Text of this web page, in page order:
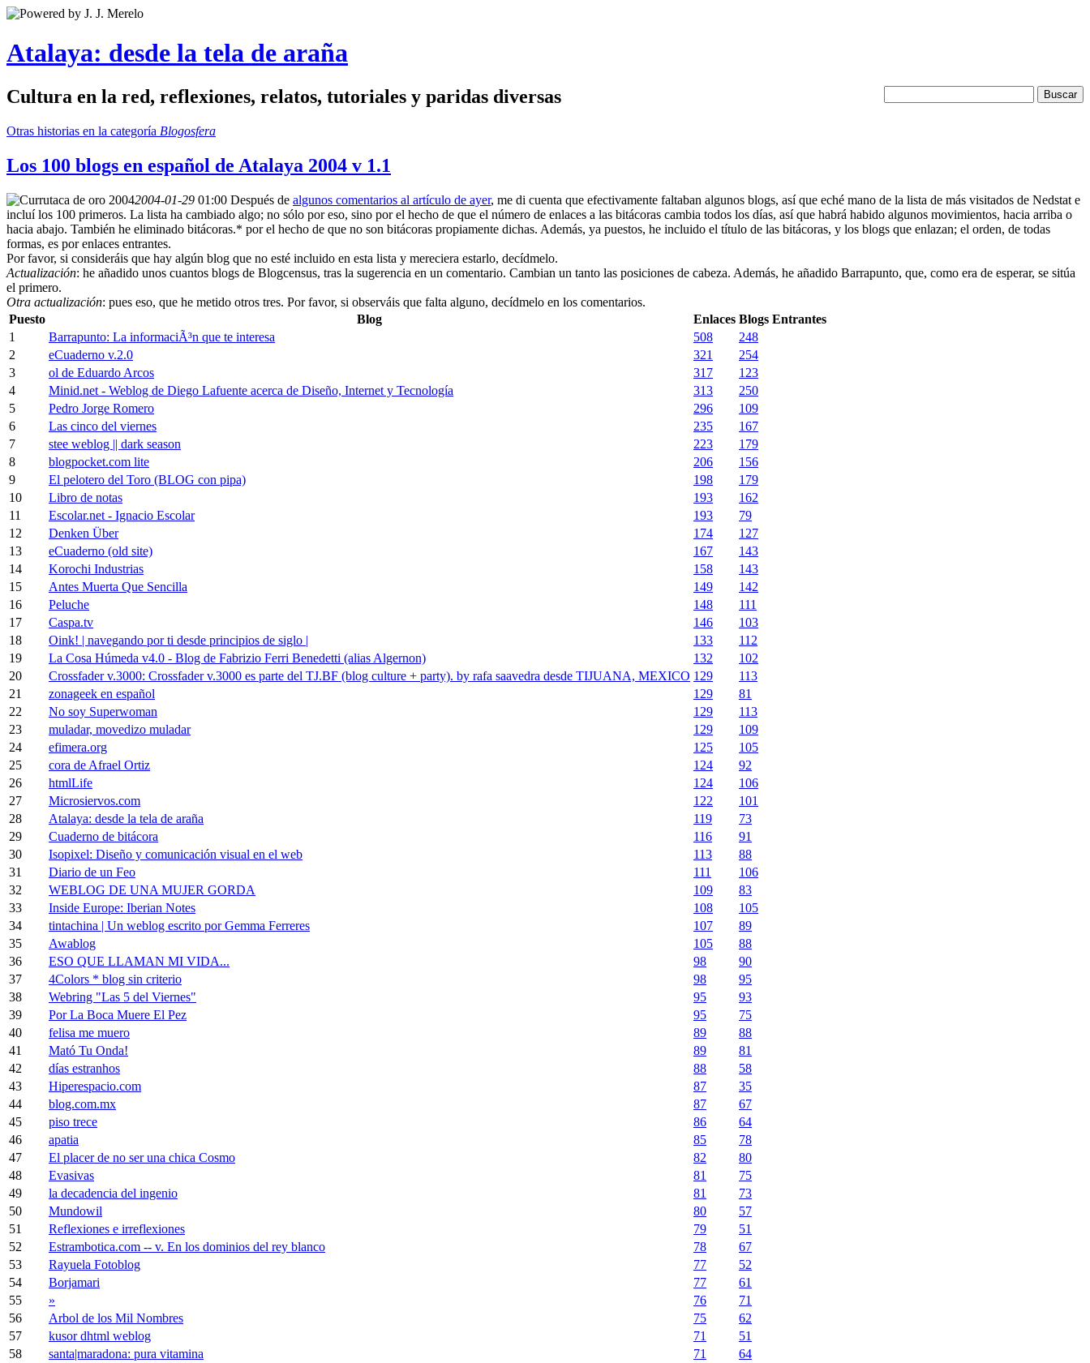
Atalaya: desde la tela de araña
Cultura en la red, reflexiones, relatos, tutoriales y paridas diversas
Otras historias en la categoría Blogosfera
Los 100 blogs en español de Atalaya 2004 v 1.1
2004-01-29 01:00 Después de algunos comentarios al artículo de ayer, me di cuenta que efectivamente faltaban algunos blogs, así que eché mano de la lista de más visitados de Nedstat e
incluí los 100 primeros. La lista ha cambiado algo; no sólo por eso, sino por el hecho de que el número de enlaces a las bitácoras cambia todos los días, así que habrá habido algunos movimientos, hacia arriba o
hacia abajo. También he eliminado bitácoras.* por el hecho de que no son bitácoras propiamente dichas. Además, ya puestos, he incluido el título de las bitácoras, y los blogs que enlazan; el orden, de todas
formas, es por enlaces entrantes.
Por favor, si consideráis que hay algún blog que no esté incluido en esta lista y mereciera estarlo, decídmelo.
Actualización: he añadido unos cuantos blogs de Blogcensus, tras la sugerencia en un comentario. Cambian un tanto las posiciones de cabeza. Además, he añadido Barrapunto, que, como era de esperar, se sitúa
el primero.
Otra actualización: pues eso, que he metido otros tres. Por favor, si observáis que falta alguno, decídmelo en los comentarios.
Puesto
Blog Enlaces Blogs Entrantes
1
Barrapunto: La informaciÃ³n que te interesa 508
248
2
eCuaderno v.2.0 321
254
3
ol de Eduardo Arcos 317
123
4
Minid.net - Weblog de Diego Lafuente acerca de Diseño, Internet y Tecnología 313
250
5
Pedro Jorge Romero 296
109
6
Las cinco del viernes 235
167
7
stee weblog || dark season 223
179
8
blogpocket.com lite 206
156
9
El pelotero del Toro (BLOG con pipa) 198
179
10
Libro de notas 193
162
11
Escolar.net - Ignacio Escolar 193
79
12
Denken Über 174
127
13
eCuaderno (old site) 167
143
14
Korochi Industrias 158
143
15
Antes Muerta Que Sencilla 149
142
16
Peluche 148
111
17
Caspa.tv 146
103
18
Oink! | navegando por ti desde principios de siglo | 133
112
19
La Cosa Húmeda v4.0 - Blog de Fabrizio Ferri Benedetti (alias Algernon) 132
102
20
Crossfader v.3000: Crossfader v.3000 es parte del TJ.BF (blog culture + party). by rafa saavedra desde TIJUANA, MEXICO 129
113
21
zonageek en español 129
81
22
No soy Superwoman 129
113
23
muladar, movedizo muladar 129
109
24
efimera.org 125
105
25
cora de Afrael Ortiz 124
92
26
htmlLife 124
106
27
Microsiervos.com 122
101
28
Atalaya: desde la tela de araña 119
73
29
Cuaderno de bitácora 116
91
30
Isopixel: Diseño y comunicación visual en el web 113
88
31
Diario de un Feo 111
106
32
WEBLOG DE UNA MUJER GORDA 109
83
33
Inside Europe: Iberian Notes 108
105
34
tintachina | Un weblog escrito por Gemma Ferreres 107
89
35
Awablog 105
88
36
ESO QUE LLAMAN MI VIDA... 98
90
37
4Colors * blog sin criterio 98
95
38
Webring "Las 5 del Viernes" 95
93
39
Por La Boca Muere El Pez 95
75
40
felisa me muero 89
88
41
Mató Tu Onda! 89
81
42
días estranhos 88
58
43
Hiperespacio.com 87
35
44
blog.com.mx 87
67
45
piso trece 86
64
46
apatia 85
78
47
El placer de no ser una chica Cosmo 82
80
48
Evasivas 81
75
49
la decadencia del ingenio 81
73
50
Mundowil 80
57
51
Reflexiones e irreflexiones 79
51
52
Estrambotica.com -- v. En los dominios del rey blanco 78
67
53
Rayuela Fotoblog 77
52
54
Borjamari 77
61
55
» 76
71
56
Arbol de los Mil Nombres 75
62
57
kusor dhtml weblog 71
51
58
santa|maradona: pura vitamina 71
64